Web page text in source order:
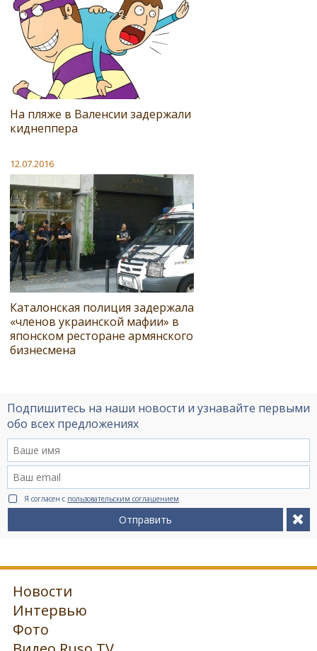
На пляже в Валенсии задержали
киднеппера
12.07.2016
Каталонская полиция задержала
«членов украинской мафии» в
японском ресторане армянского
бизнесмена
Подпишитесь на наши новости и узнавайте первыми
обо всех предложениях
Я согласен с пользовательским соглашением
Отправить
Новости
Интервью
Фото